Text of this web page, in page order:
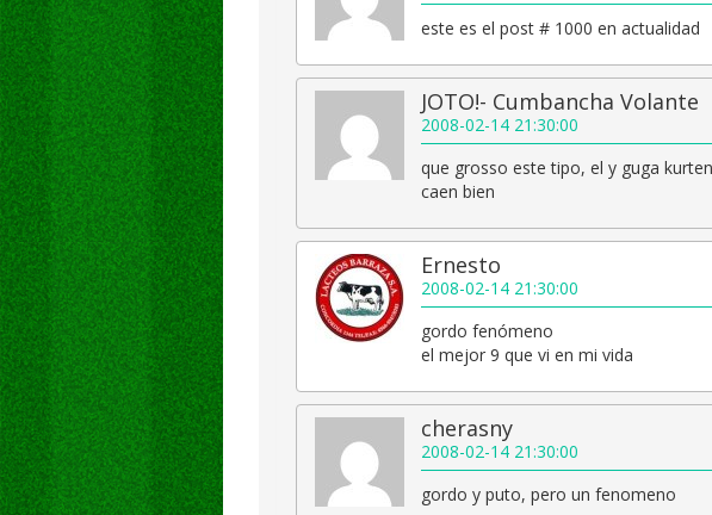
este es el post # 1000 en actualidad
JOTO!- Cumbancha Volante
2008-02-14 21:30:00
que grosso este tipo, el y guga
caen bien
Ernesto
2008-02-14 21:30:00
gordo fenómeno
el mejor 9 que vi en mi vida
cherasny
2008-02-14 21:30:00
gordo y puto, pero un fenomeno